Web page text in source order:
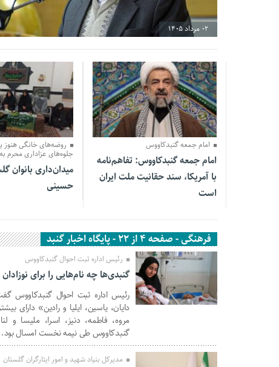
02 مرداد 1405
31 خرداد 1405
امام جمعه گنبدکاووس
امام جمعه گنبدکاووس: تفاهم‌نامه
با آمریکا، سند حقانیت ملت ایران
است
31 خرداد 1405
روضه‌های خانگی هنوز
جلوه‌های عزاداری محرم
میدان‌داری بانوان
حسینی
فرهنگی - صفحه 4 از 22 - پایگاه اخبار گنبد
08 آبان 1403
رئیس اداره ثبت احوال گنبدکاووس
گنبدی‌ها چه نام‌هایی را برای
رئیس اداره ثبت احوال گنبدکاووس
دایان، یاسین، ایلیا و رادین» دارای
مروه، فاطمه، دنیز، اسرا، ملیسا و
گنبدکاووس طی نیمه نخست امسال بود.
مدیرکل بنیاد شهید و امور ایثارگران گلستان